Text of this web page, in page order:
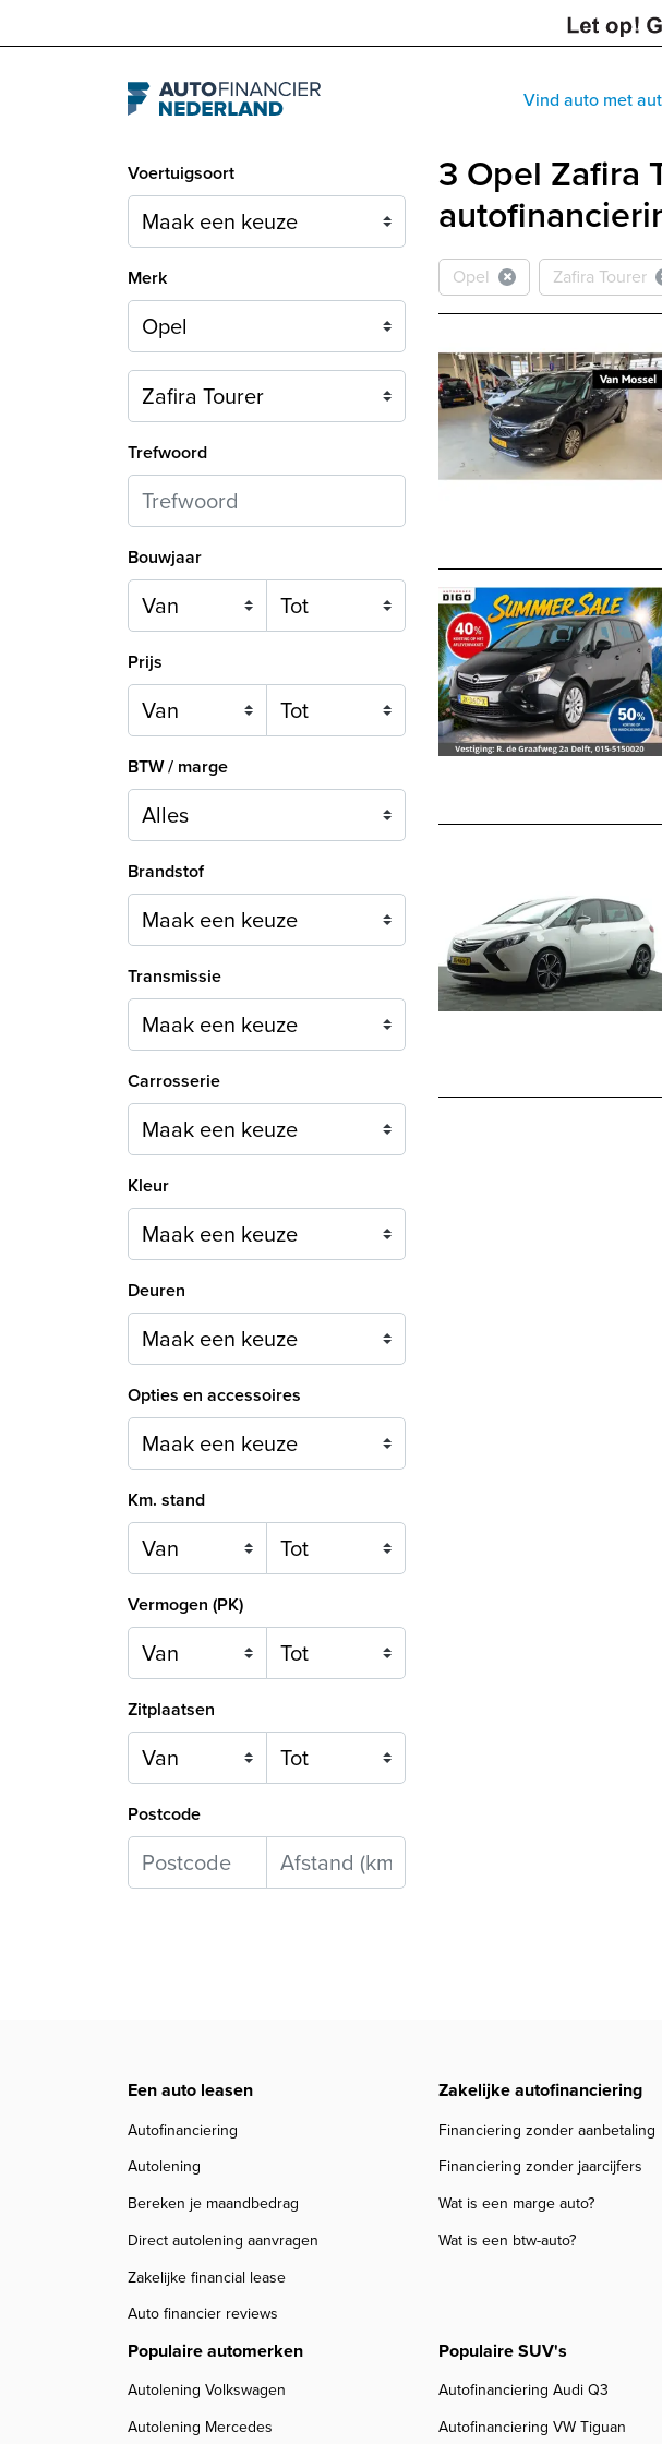
Navigation Vind auto met
Voertuigsoort
Merk
Trefwoord
Bouwjaar
Prijs
BTW / marge
Brandstof
Maak een keuze
Transmissie
Carrosserie
Maak een keuze
Kleur
Maak een keuze
Deuren
Maak een keuze
Opties en accessoires
Maak een keuze
Km. stand
Vermogen (PK)
Zitplaatsen
Postcode
3 Opel Zafira
Opel Zafira Tourer
Een auto leasen
Autofinanciering
Autolening
Bereken je maandbedrag
Direct autolening aanvragen
Zakelijke financial lease
Auto financier reviews
Zakelijke autofinanciering
Financiering zonder aanbetaling
Financiering zonder jaarcijfers
Wat is een marge auto?
Wat is een btw-auto?
Populaire automerken
Autolening Volkswagen
Autolening Mercedes
Populaire SUV's
Autofinanciering Audi Q3
Autofinanciering VW Tiguan